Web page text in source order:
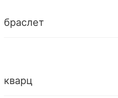
браслет
кварц